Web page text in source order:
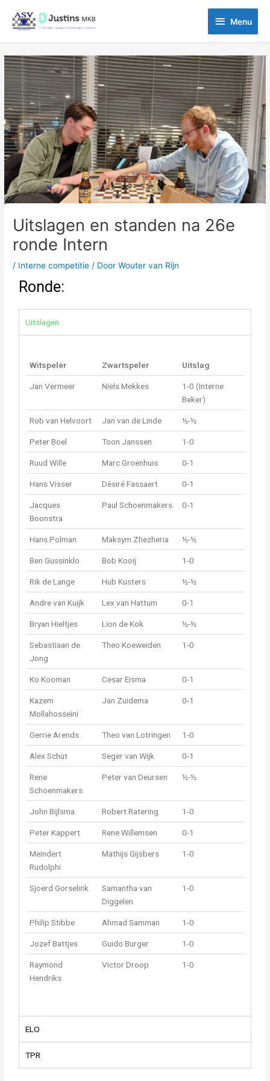
naar
inhoud
Menu
Menu
Uitslagen en standen na 26e
ronde Intern
/ Interne competitie / DoorWouter van Rijn
Ronde:
Uitslagen
Witspeler Zwartspeler Uitslag
Jan Vermeer Niels Mekkes
1-0 (Interne
Beker)
Rob van Helvoort Jan van de Linde ½-½
Peter Boel Toon Janssen 1-0
Ruud Wille Marc Groenhuis 0-1
Hans Visser Désiré Fassaert 0-1
Jacques
Boonstra
Paul Schoenmakers 0-1
Hans Polman Maksym Zhezheria ½-½
Ben Gussinklo Bob Kooij 1-0
Rik de Lange Hub Kusters ½-½
Andre van Kuijk Lex van Hattum 0-1
Bryan Hieltjes Lion de Kok ½-½
Sebastiaan de
Jong
Theo Koeweiden 1-0
Ko Kooman Cesar Eisma 0-1
Kazem
Mollahosseini
Jan Zuidema 0-1
Gerrie Arends Theo van Lotringen 1-0
Alex Schut Seger van Wijk 0-1
Rene
Schoenmakers
Peter van Deursen ½-½
John Bijlsma Robert Ratering 1-0
Peter Kappert Rene Willemsen 0-1
Meindert
Rudolphi
Mathijs Gijsbers 1-0
Sjoerd Gorselink
Samantha van
Diggelen
1-0
Philip Stibbe Ahmad Samman 1-0
Jozef Battjes Guido Burger 1-0
Raymond
Hendriks
Victor Droop 1-0
ELO
TPR
Bericht
navigatie